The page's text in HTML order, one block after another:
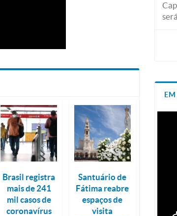
Brasil registra
mais de 241
mil casos de
coronavírus
Santuário de
Fátima reabre
espaços de
visita
EM